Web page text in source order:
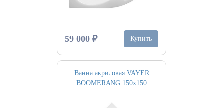
59 000 ₽ Купить
Ванна акриловая VAYER
BOOMERANG 150х150